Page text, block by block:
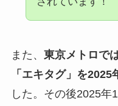
また、 東京メトロで
「エキタグ」を
した。その後2025年